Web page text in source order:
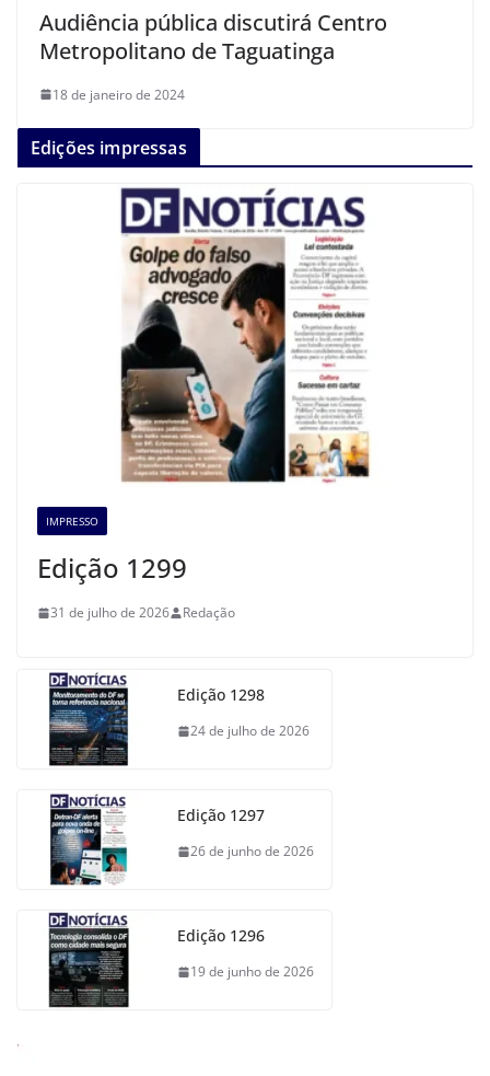
Audiência pública discutirá Centro
Metropolitano de Taguatinga
18 de janeiro de 2024
Edições impressas
IMPRESSO
Edição 1299
31 de julho de 2026 Redação
Edição 1298
24 de julho de 2026
Edição 1297
26 de junho de 2026
Edição 1296
19 de junho de 2026